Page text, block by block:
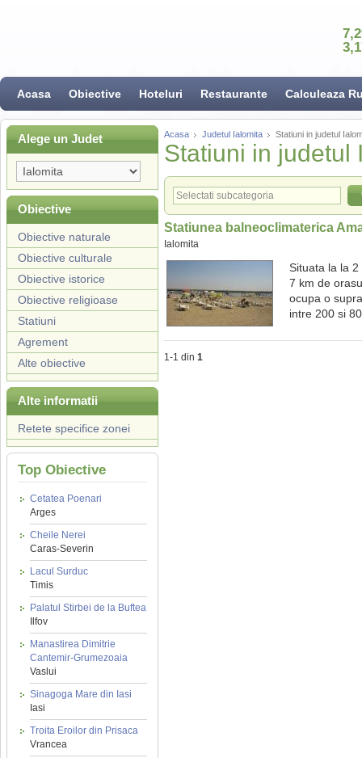
Acasa Obiective Hoteluri Restaurante Calculeaza
Alege un Judet
Obiective
Obiective naturale
Obiective culturale
Obiective istorice
Obiective religioase
Statiuni
Agrement
Alte obiective
Alte informatii
Retete specifice zonei
Top Obiective
Cetatea Poenari
Arges
Cheile Nerei
Caras-Severin
Lacul Surduc
Timis
Palatul Stirbei de la Buftea
Ilfov
Manastirea Dimitrie
Cantemir-Grumezoaia
Vaslui
Sinagoga Mare din Iasi
Iasi
Troita Eroilor din Prisaca
Vrancea
Acasa Judetul Ialomita Statiuni in judetul
Statiuni in judetul
Statiunea balneoclimaterica
Ialomita
Situata la la
7 km de
ocupa o
intre 200 si
1-1 din 1